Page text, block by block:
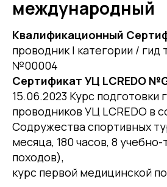
международный
Квалификационный
проводник I категории / гид
№00004
Сертификат УЦ LCREDO
15.06.2023 Курс подготовки
проводников УЦ LCREDO в
Содружества спортивных
месяца, 180 часов, 8
походов),
курс первой медицинской